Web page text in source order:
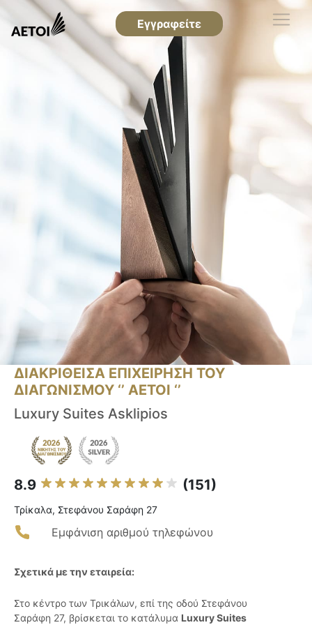
Εγγραφείτε
ΔΙΑΚΡΙΘΕΙΣΑ ΕΠΙΧΕΙΡΗΣΗ ΤΟΥ
ΔΙΑΓΩΝΙΣΜΟΥ ‘’ ΑΕΤΟΙ ‘’
Luxury Suites Asklipios
8.9 (151)
Τρίκαλα, Στεφάνου Σαράφη 27
Εμφάνιση αριθμού τηλεφώνου
Σχετικά με την εταιρεία:
Στο κέντρο των Τρικάλων, επί της οδού Στεφάνου
Σαράφη 27, βρίσκεται το κατάλυμα Luxury Suites